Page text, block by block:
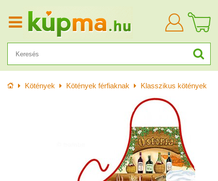
KezdőlapKötények Kötények férfiaknak Klasszikus kötények